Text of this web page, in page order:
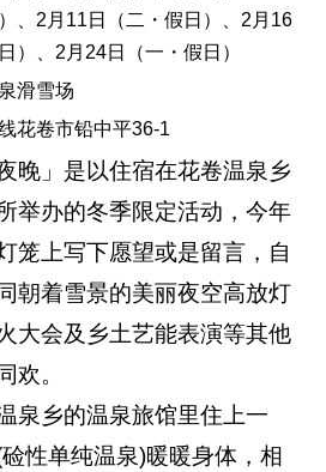
）、2月11日（二・假日）、2月16
）、2月24日（一・假日）
滑雪场
花卷市铅中平36-1
晚」是以住宿在花卷温泉乡
举办的冬季限定活动，今年
笼上写下愿望或是留言，自
朝着雪景的美丽夜空高放灯
大会及乡土艺能表演等其他
欢。
泉乡的温泉旅馆里住上一
性单纯温泉)暖暖身体，相